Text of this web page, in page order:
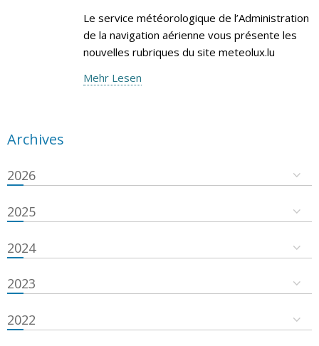
Le service météorologique de l’Administration
de la navigation aérienne vous présente les
nouvelles rubriques du site meteolux.lu
Mehr Lesen
Archives
2026
2025
2024
2023
2022